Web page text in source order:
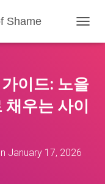
Shame
O
L
E
N
A
이드: 노을
우는 사이
January 17, 2026